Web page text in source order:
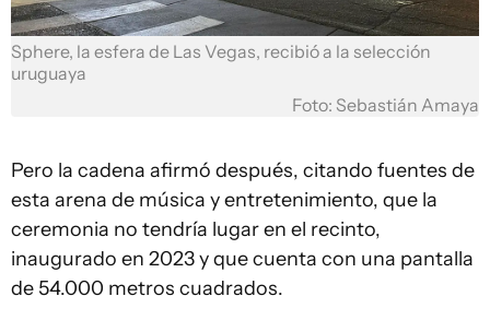
Sphere, la esfera de Las Vegas, recibió a la selección
uruguaya
Foto: Sebastián Amaya
Pero la cadena afirmó después, citando fuentes de
esta arena de música y entretenimiento, que la
ceremonia no tendría lugar en el recinto,
inaugurado en 2023 y que cuenta con una pantalla
de 54.000 metros cuadrados.